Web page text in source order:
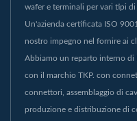
wafer e terminali per vari tipi
Un'azienda certificata ISO
nostro impegno nel fornire ai
Abbiamo un reparto interno
con il marchio TKP. con
connettori, assemblaggio di
produzione e distribuzione di